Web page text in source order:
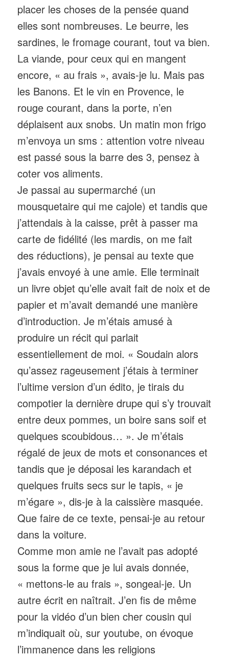
placer les choses de la pensée quand
elles sont nombreuses. Le beurre, les
sardines, le fromage courant, tout va bien.
La viande, pour ceux qui en mangent
encore, « au frais », avais-je lu. Mais pas
les Banons. Et le vin en Provence, le
rouge courant, dans la porte, n’en
déplaisent aux snobs. Un matin mon frigo
m’envoya un sms : attention votre niveau
est passé sous la barre des 3, pensez à
coter vos aliments.
Je passai au supermarché (un
mousquetaire qui me cajole) et tandis que
j’attendais à la caisse, prêt à passer ma
carte de fidélité (les mardis, on me fait
des réductions), je pensai au texte que
j’avais envoyé à une amie. Elle terminait
un livre objet qu’elle avait fait de noix et de
papier et m’avait demandé une manière
d’introduction. Je m’étais amusé à
produire un récit qui parlait
essentiellement de moi. « Soudain alors
qu’assez rageusement j’étais à terminer
l’ultime version d’un édito, je tirais du
compotier la dernière drupe qui s’y trouvait
entre deux pommes, un boire sans soif et
quelques scoubidous… ». Je m’étais
régalé de jeux de mots et consonances et
tandis que je déposai les karandach et
quelques fruits secs sur le tapis, « je
m’égare », dis-je à la caissière masquée.
Que faire de ce texte, pensai-je au retour
dans la voiture.
Comme mon amie ne l’avait pas adopté
sous la forme que je lui avais donnée,
« mettons-le au frais », songeai-je. Un
autre écrit en naîtrait. J’en fis de même
pour la vidéo d’un bien cher cousin qui
m’indiquait où, sur youtube, on évoque
l’immanence dans les religions